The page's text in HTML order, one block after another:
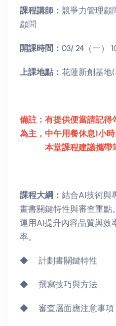
課程講師： 競爭力管理顧
顧問
開課時間： 03/ 24（一）
上課地點： 花蓮新創基地
備註：有提供便當請記得
為主，中午用餐休息1小時
本堂課程建議攜帶筆
課程大綱： 結合AI技術與
畫書關鍵特性與審查重點
運用AI提升內容品質與效
率。
◆ 計劃書關鍵特性
◆ 撰寫技巧與方法
◆ 審查層面應注意事項